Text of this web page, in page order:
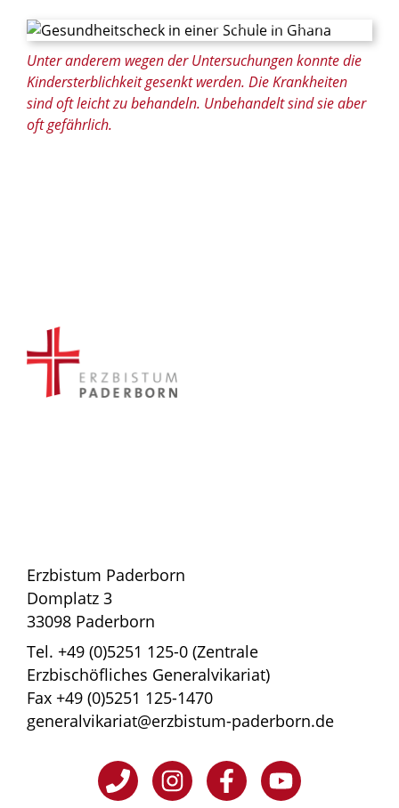
© Francis Kokoroko / Kindermissionswerk / Fairpicture
Unter anderem wegen der Untersuchungen konnte die
Kindersterblichkeit gesenkt werden. Die Krankheiten
sind oft leicht zu behandeln. Unbehandelt sind sie aber
oft gefährlich.
Erzbistum Paderborn
Domplatz 3
33098 Paderborn
Tel. +49 (0)5251 125-0 (Zentrale
Erzbischöfliches Generalvikariat)
Fax +49 (0)5251 125-1470
generalvikariat@erzbistum-paderborn.de